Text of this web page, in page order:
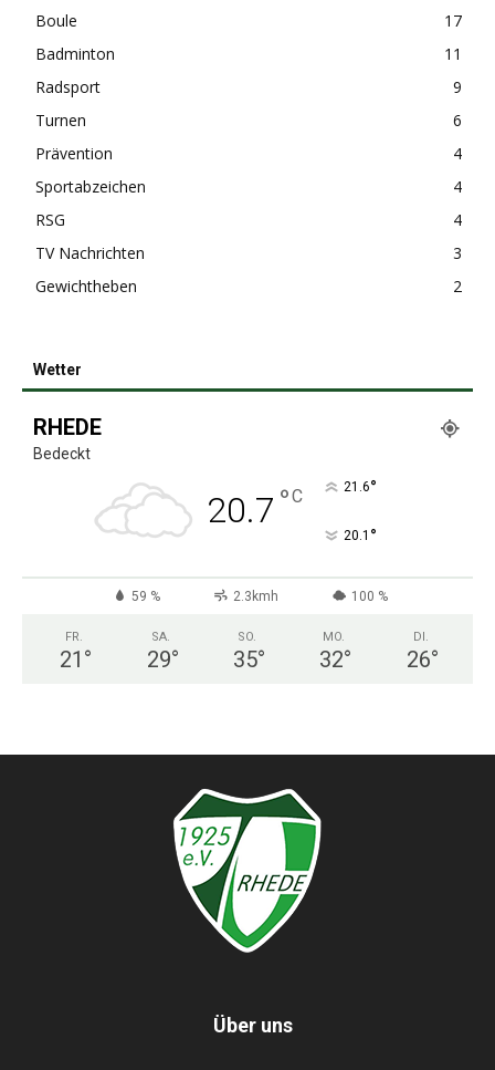
Boule
17
Badminton
11
Radsport
9
Turnen
6
Prävention
4
Sportabzeichen
4
RSG
4
TV Nachrichten
3
Gewichtheben
2
Wetter
RHEDE
Bedeckt
20.7 °C 21.6°
20.1 °
59 % 2.3kmh 100 %
FR.
21 °
SA.
29°
SO.
35°
MO.
32°
DI.
26°
Über uns